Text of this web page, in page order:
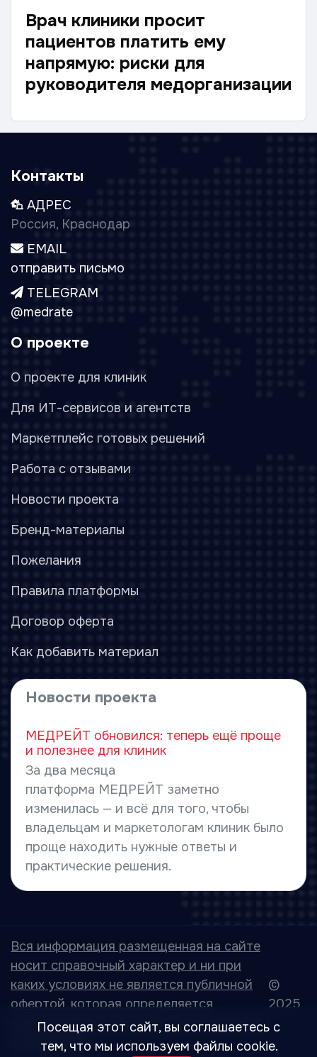
Врач клиники просит
пациентов платить ему
напрямую: риски для
руководителя медорганизации
Контакты
АДРЕС
Россия, Краснодар
EMAIL
отправить письмо
TELEGRAM
@medrate
О проекте
О проекте для клиник
Для ИТ-сервисов и агентств
Маркетплейс готовых решений
Работа с отзывами
Новости проекта
Бренд-материалы
Пожелания
Правила платформы
Договор оферта
Как добавить материал
Новости проекта
МЕДРЕЙТ обновился: теперь ещё проще
и полезнее для клиник
За два месяца
платформа МЕДРЕЙТ заметно
изменилась — и всё для того, чтобы
владельцам и маркетологам клиник было
проще находить нужные ответы и
практические решения.
Вся информация размещенная на сайте
носит справочный характер и ни при
каких условиях не является публичной
офертой, которая определяется
положениями статьи 437 Гражданского
кодекса РФ.
©
2025
Посещая этот сайт, вы соглашаетесь с
тем, что мы используем файлы cookie.